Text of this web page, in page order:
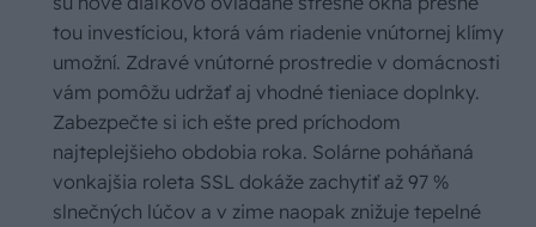
tou investíciou, ktorá vám riadenie vnútornej klímy
umožní. Zdravé vnútorné prostredie v domácnosti
vám pomôžu udržať aj vhodné tieniace doplnky.
Zabezpečte si ich ešte pred príchodom
najteplejšieho obdobia roka. Solárne poháňaná
vonkajšia roleta SSL dokáže zachytiť až 97 %
slnečných lúčov a v zime naopak znižuje tepelné